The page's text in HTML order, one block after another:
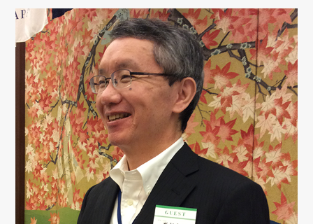
リンク
会員専用ページ
English